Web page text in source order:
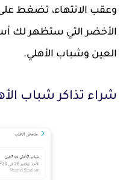
وعقب الانتهاء، تضغط
الأخضر التي ستظهر لك
العين وشباب الأهلي.
شراء تذاكر شباب